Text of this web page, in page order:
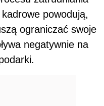
powodują,
ograniczać swoje
negatywnie na